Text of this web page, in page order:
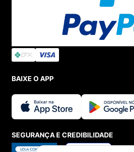
BAIXE O APP
SEGURANÇA E CREDIBILIDADE